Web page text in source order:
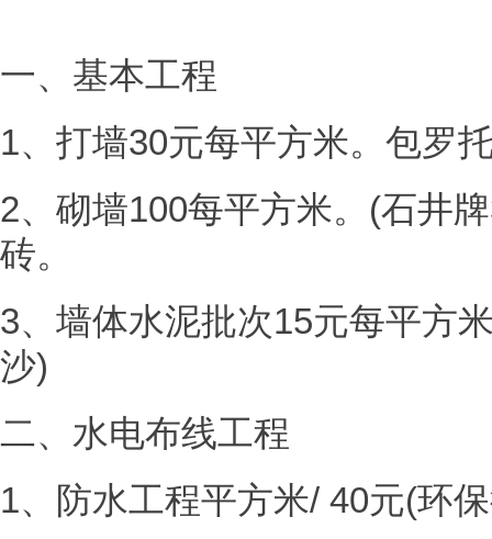
一、基本工程
1、打墙30元每平方米。包罗
2、砌墙100每平方米。(石井
砖。
3、墙体水泥批次15元每平方
沙)
二、水电布线工程
1、防水工程平方米/ 40元(环